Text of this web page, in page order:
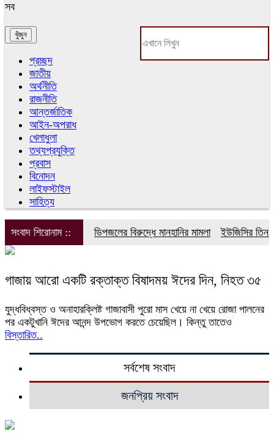
সব
প্রচ্ছদ
জাতীয়
অর্থনীতি
রাজনীতি
আন্তর্জাতিক
আইন-অপরাধ
খেলাধুলা
তথ্যপ্রযুক্তি
প্রবাস
বিনোদন
লাইফস্টাইল
সাহিত্য
সংবাদ শিরোনাম :: ডিপজলের বিরুদ্ধে মানহানির মামলা ইউজিসির তিন
গাজায় আরো একটি রক্তাক্ত বিষাদময় ঈদের দিন, নিহত ৩৫
যুদ্ধবিধ্বস্ত ও অনাহারক্লিষ্ট গাজাবাসী পুরো মাস খেয়ে না খেয়ে রোজা পালনের
পর একটুখানি ঈদের আনন্দ উপভোগ করতে চেয়েছিল। কিন্তু তাতেও
বিস্তারিত..
সর্বশেষ সংবাদ
জনপ্রিয় সংবাদ